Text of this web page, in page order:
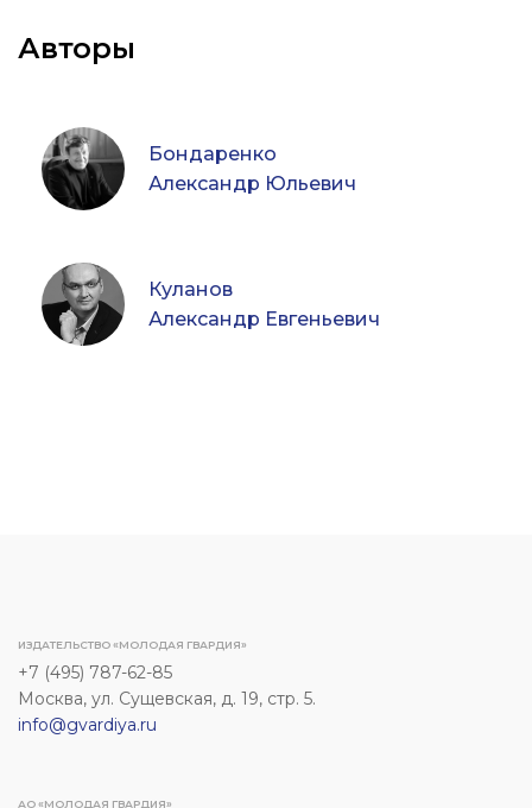
Авторы
Бондаренко
Александр Юльевич
Куланов
Александр Евгеньевич
ИЗДАТЕЛЬСТВО «МОЛОДАЯ ГВАРДИЯ»
+7 (495) 787-62-85
Москва, ул. Сущевская, д. 19, стр. 5.
info@gvardiya.ru
АО «МОЛОДАЯ ГВАРДИЯ»